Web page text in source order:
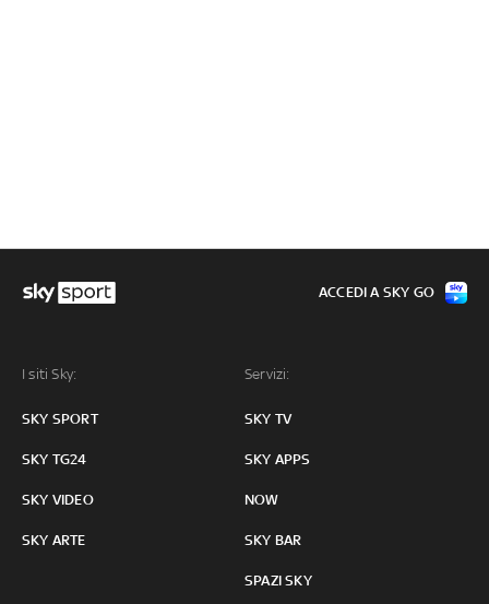
I siti Sky:
SKY SPORT
SKY TG24
SKY VIDEO
SKY ARTE
Servizi:
SKY TV
SKY APPS
NOW
SKY BAR
SPAZI SKY
ACCEDI A SKY GO